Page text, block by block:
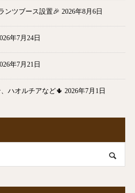
ンツブース設置🎉 2026年8月6日
年7月24日
年7月21日
ハオルチアなど🌵 2026年7月1日